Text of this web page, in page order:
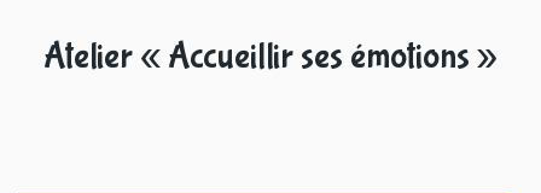
Atelier « Accueillir ses émotions »